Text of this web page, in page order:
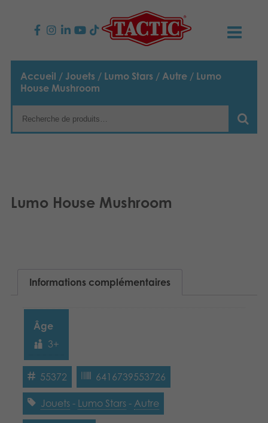
PRODUITS
Jeux enfants
Jeux famille
Produits archivés
TACTIC
Norsk
Svenska
Deutsch
Accueil / Jouets / Lumo Stars / Autre / Lumo
House Mushroom
Lumo House Mushroom
Informations complémentaires
Âge
3+
55372 6416739553726
Jouets - Lumo Stars - Autre